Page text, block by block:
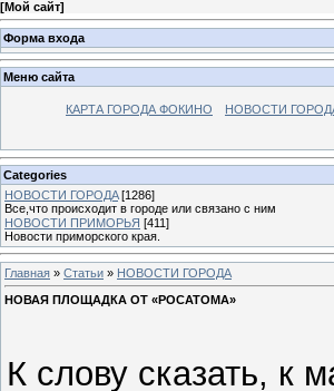
[Мой сайт]
Форма входа
Меню сайта
КАРТА ГОРОДА ФОКИНО НОВОСТИ
Categories
НОВОСТИ ГОРОДA [1286]
Все,что происходит в городе или связано с ним
НОВОСТИ ПРИМОРЬЯ [411]
Новости приморского края.
Главная » Статьи » НОВОСТИ ГОРОДA
НОВАЯ ПЛОЩАДКА ОТ «РОСАТОМА»
К слову сказать, к